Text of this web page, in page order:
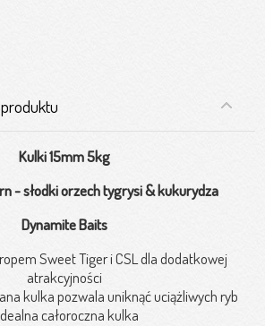
Kulki 15mm 5kg
- słodki orzech tygrysi & kukurydza
Dynamite Baits
Sweet Tiger i CSL dla dodatkowej
atrakcyjności
kulka pozwala uniknąć uciążliwych ryb
całoroczna kulka